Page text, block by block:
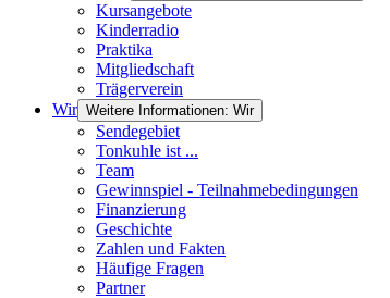
Kursangebote
Kinderradio
Praktika
Mitgliedschaft
Trägerverein
Wir Weitere Informationen: Wir
Sendegebiet
Tonkuhle ist ...
Team
Gewinnspiel - Teilnahmebedingungen
Finanzierung
Geschichte
Zahlen und Fakten
Häufige Fragen
Partner